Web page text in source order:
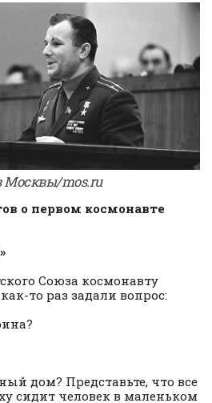
Москвы/mos.ru
о первом космонавте
Союза космонавту
то раз задали вопрос:
дом? Представьте, что все
сидит человек в маленьком